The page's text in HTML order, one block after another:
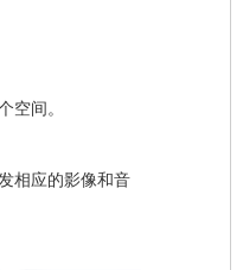
空间。
相应的影像和音